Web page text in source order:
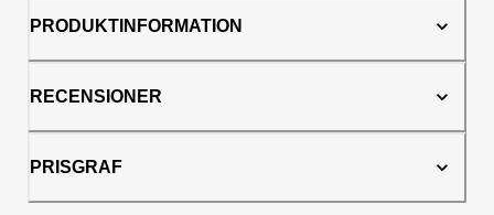
PRODUKTINFORMATION
RECENSIONER
PRISGRAF